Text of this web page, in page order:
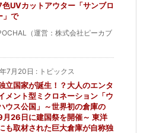
色UVカットアウター「サンブロ
」で
（運営：株式会社ピーカブ
7月20日 : トピックス
立国家が誕生！？大人のエンタ
メント型ミクロネーション「ウ
ウス公国」～世界初の倉庫の
月26日に建国祭を開催～ 東洋
も取材された巨大倉庫が自称独